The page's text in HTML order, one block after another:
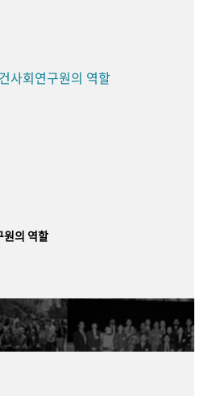
사회연구원의 역할
원의 역할